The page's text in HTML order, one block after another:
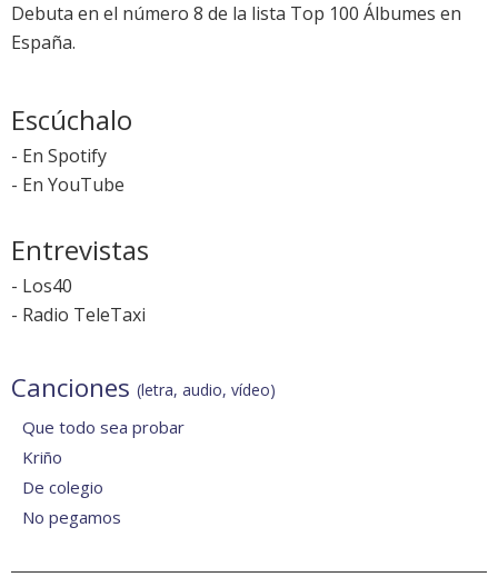
Debuta en el número 8 de la lista Top 100 Álbumes en
España.
Escúchalo
- En Spotify
- En YouTube
Entrevistas
- Los40
- Radio TeleTaxi
Canciones (letra, audio, vídeo)
Que todo sea probar
Kriño
De colegio
No pegamos